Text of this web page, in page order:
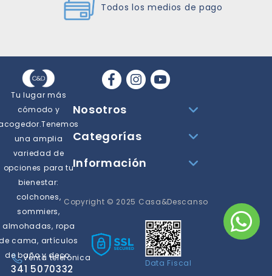
Todos los medios de pago
Tu lugar más
cómodo y
una amplia
variedad de
opciones para tu
bienestar:
colchones,
sommiers,
almohadas, ropa
cama, artículos
de baño y deco.
Nosotros
Categorías
Información
Copyright © 2025 Casa&Descanso
Data Fiscal
Venta telefónica
341 5070332